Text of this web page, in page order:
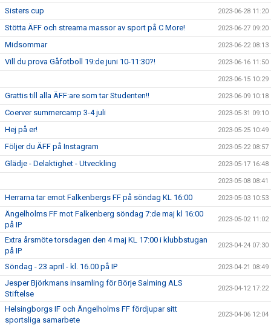
Sisters cup 2023-06-28 11:20
Stötta ÄFF och streama massor av sport på C More! 2023-06-27 09:20
Midsommar 2023-06-22 08:13
Vill du prova Gåfotboll 19:de juni 10-11:30?! 2023-06-16 11:50
2023-06-15 10:29
Grattis till alla ÄFF:are som tar Studenten!! 2023-06-09 10:18
Coerver summercamp 3-4 juli 2023-05-31 09:10
Hej på er! 2023-05-25 10:49
Följer du ÄFF på Instagram 2023-05-22 08:57
Glädje - Delaktighet - Utveckling 2023-05-17 16:48
2023-05-08 08:41
Herrarna tar emot Falkenbergs FF på söndag KL 16:00 2023-05-03 10:53
Ängelholms FF mot Falkenberg söndag 7:de maj kl 16:00
på IP
2023-05-02 11:02
Extra årsmöte torsdagen den 4 maj KL 17:00 i klubbstugan
på IP
2023-04-24 07:30
Söndag - 23 april - kl. 16.00 på IP 2023-04-21 08:49
Jesper Björkmans insamling för Börje Salming ALS
Stiftelse
2023-04-12 17:22
Helsingborgs IF och Ängelholms FF fördjupar sitt
sportsliga samarbete
2023-04-06 12:04